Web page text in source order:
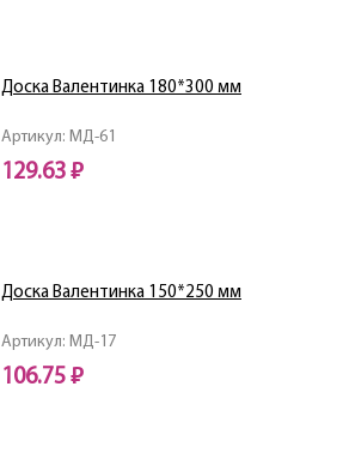
Артикул: МД-61
Доска Валентинка 180*300 мм
129.63 ₽
Артикул: МД-17
Доска Валентинка 150*250 мм
106.75 ₽